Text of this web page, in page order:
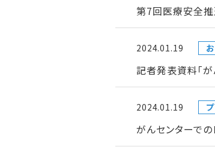
第7回医療安全
2024.01.19
記者発表資料「
2024.01.19
がんセンターで